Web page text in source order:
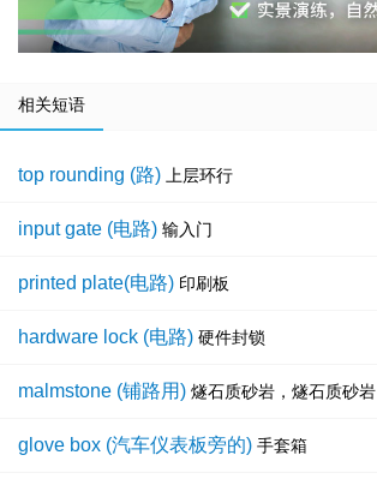
相关短语
top rounding (路) 上层环行
input gate (电路) 输入门
printed plate(电路) 印刷板
hardware lock (电路) 硬件封锁
malmstone (铺路用) 燧石质砂岩，燧石质砂岩
glove box (汽车仪表板旁的) 手套箱